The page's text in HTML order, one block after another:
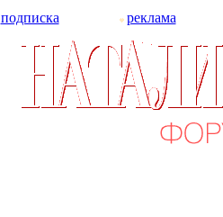
подписка реклама